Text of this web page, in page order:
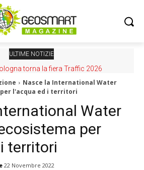
ULTIME NOTIZIE
torna la fiera Traffic 2026
Nasce la International Water
l'acqua ed i territori
Water
per
territori
22 Novembre 2022